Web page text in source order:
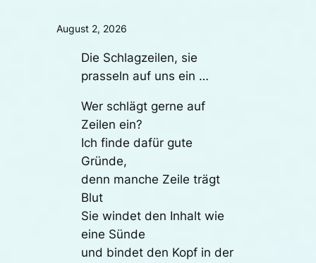
August 2, 2026
Die Schlagzeilen, sie
prasseln auf uns ein …
Wer schlägt gerne auf
Zeilen ein?
Ich finde dafür gute
Gründe,
denn manche Zeile trägt
Blut
Sie windet den Inhalt wie
eine Sünde
und bindet den Kopf in der